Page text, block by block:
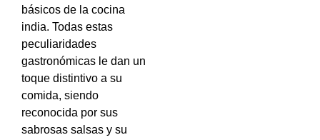
básicos de la cocina
india. Todas estas
peculiaridades
gastronómicas le dan un
toque distintivo a su
comida, siendo
reconocida por sus
sabrosas salsas y su